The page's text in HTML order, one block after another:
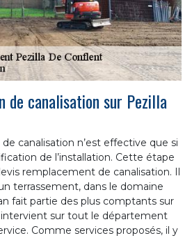
de canalisation sur Pezilla
canalisation n’est effective que si
de l’installation. Cette étape
remplacement de canalisation. Il
terrassement, dans le domaine
fait partie des plus comptants sur
sur tout le département
Comme services proposés, il y